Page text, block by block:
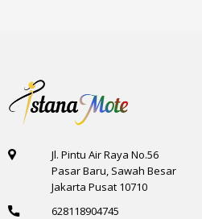
Jl. Pintu Air Raya No.56
Pasar Baru, Sawah Besar
Jakarta Pusat 10710
628118904745